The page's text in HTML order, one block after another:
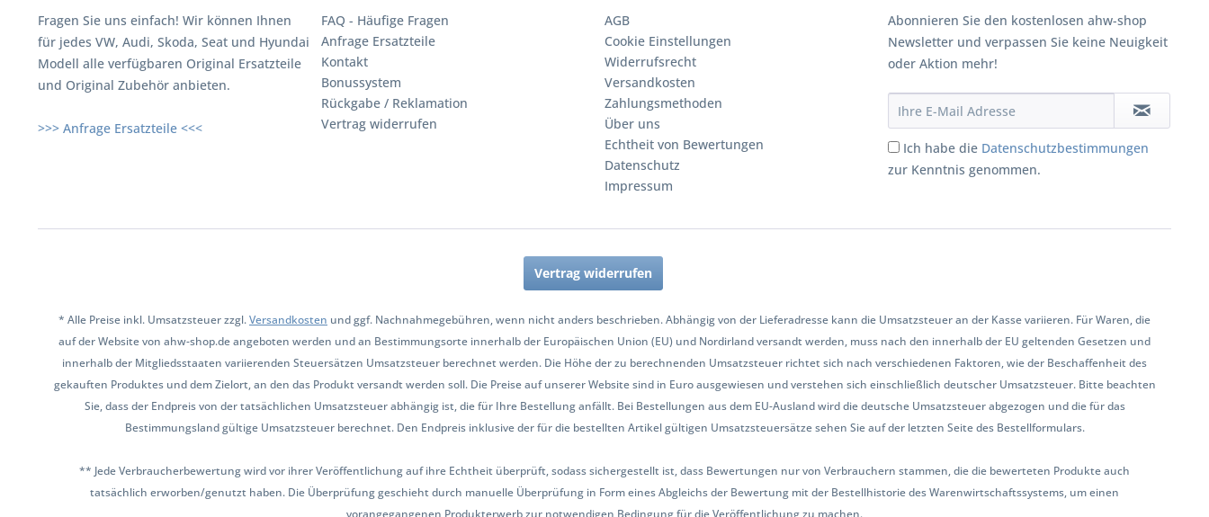
Fragen Sie uns einfach! Wir können Ihnen
für jedes VW, Audi, Skoda, Seat und Hyundai
Modell alle verfügbaren Original Ersatzteile
und Original Zubehör anbieten.
>>> Anfrage Ersatzteile <<<
FAQ - Häufige Fragen
Anfrage Ersatzteile
Kontakt
Bonussystem
Rückgabe / Reklamation
Vertrag widerrufen
AGB
Cookie Einstellungen
Widerrufsrecht
Versandkosten
Zahlungsmethoden
Über uns
Echtheit von Bewertungen
Datenschutz
Impressum
Abonnieren Sie den kostenlosen ahw-shop
Newsletter und verpassen Sie keine Neuigkeit
oder Aktion mehr!
Ich habe die Datenschutzbestimmungen
zur Kenntnis genommen.
Vertrag widerrufen
* Alle Preise inkl. Umsatzsteuer zzgl.Versandkosten und ggf. Nachnahmegebühren, wenn nicht anders beschrieben. Abhängig von der Lieferadresse kann die Umsatzsteuer an der Kasse variieren. Für Waren, die
auf der Website von ahw-shop.de angeboten werden und an Bestimmungsorte innerhalb der Europäischen Union (EU) und Nordirland versandt werden, muss nach den innerhalb der EU geltenden Gesetzen und
innerhalb der Mitgliedsstaaten variierenden Steuersätzen Umsatzsteuer berechnet werden. Die Höhe der zu berechnenden Umsatzsteuer richtet sich nach verschiedenen Faktoren, wie der Beschaffenheit des
gekauften Produktes und dem Zielort, an den das Produkt versandt werden soll. Die Preise auf unserer Website sind in Euro ausgewiesen und verstehen sich einschließlich deutscher Umsatzsteuer. Bitte beachten
Sie, dass der Endpreis von der tatsächlichen Umsatzsteuer abhängig ist, die für Ihre Bestellung anfällt. Bei Bestellungen aus dem EU-Ausland wird die deutsche Umsatzsteuer abgezogen und die für das
Bestimmungsland gültige Umsatzsteuer berechnet. Den Endpreis inklusive der für die bestellten Artikel gültigen Umsatzsteuersätze sehen Sie auf der letzten Seite des Bestellformulars.
** Jede Verbraucherbewertung wird vor ihrer Veröffentlichung auf ihre Echtheit überprüft, sodass sichergestellt ist, dass Bewertungen nur von Verbrauchern stammen, die die bewerteten Produkte auch
tatsächlich erworben/genutzt haben. Die Überprüfung geschieht durch manuelle Überprüfung in Form eines Abgleichs der Bewertung mit der Bestellhistorie des Warenwirtschaftssystems, um einen